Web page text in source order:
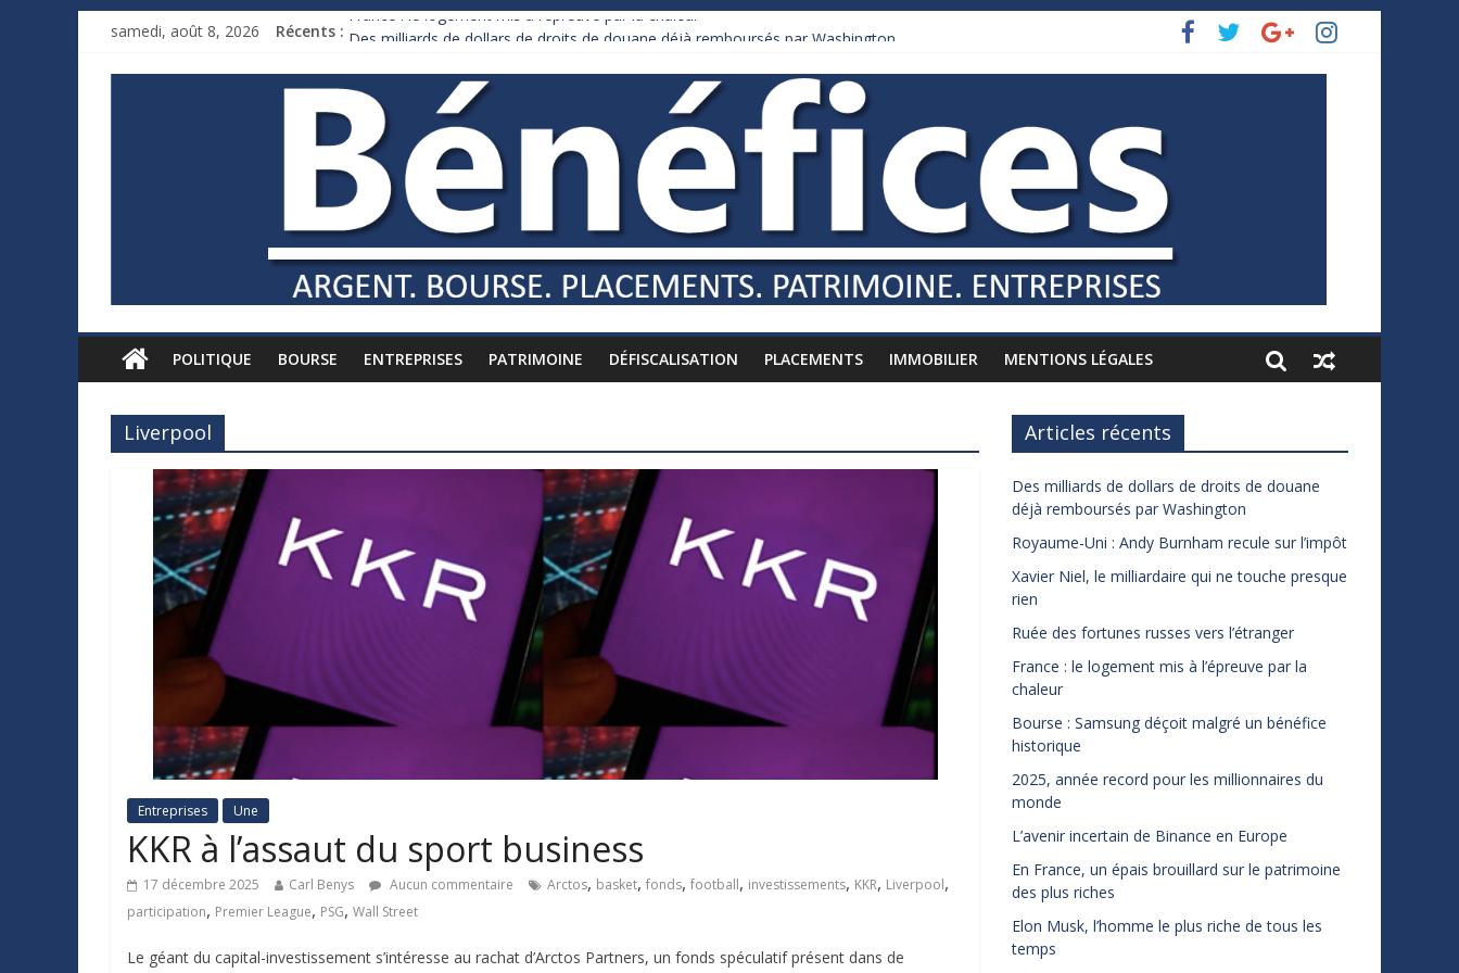
samedi, août 8, 2026 Récents : France : le logement mis à l’épreuve par la chaleur
Royaume-Uni : Andy Burnham recule sur l’impôt
Xavier Niel, le milliardaire qui ne touche presque rien
Ruée des fortunes russes vers l’étranger
POLITIQUE BOURSE ENTREPRISES PATRIMOINE DÉFISCALISATION PLACEMENTS IMMOBILIER MENTIONS LÉGALES
Liverpool
Entreprises Une
KKR à l’assaut du sport business
17 décembre 2025 Carl Benys Aucun commentaire Arctos, basket, fonds, football, investissements, KKR, Liverpool,
participation, Premier League, PSG, Wall Street
Le géant du capital-investissement s’intéresse au rachat d’Arctos Partners, un fonds spéculatif présent dans de
Articles récents
Des milliards de dollars de droits de douane
déjà remboursés par Washington
Royaume-Uni : Andy Burnham recule sur l’impôt
Xavier Niel, le milliardaire qui ne touche presque
rien
Ruée des fortunes russes vers l’étranger
France : le logement mis à l’épreuve par la
chaleur
Bourse : Samsung déçoit malgré un bénéfice
historique
2025, année record pour les millionnaires du
monde
L’avenir incertain de Binance en Europe
En France, un épais brouillard sur le patrimoine
des plus riches
Elon Musk, l’homme le plus riche de tous les
temps